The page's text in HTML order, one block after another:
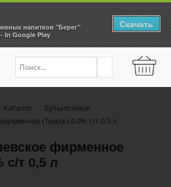
Каталог
Бутылочное
(Томск) 4,0% с/т 0,5 л
фирменное
с/т 0,5 л
напитков "Берег"
In Google Play
Скачать